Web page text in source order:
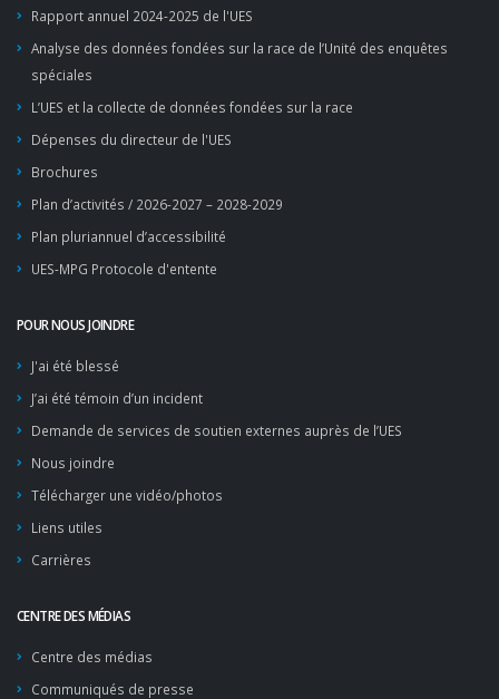
Rapport annuel 2024-2025 de l'UES
Analyse des données fondées sur la race de l’Unité des enquêtes
spéciales
L’UES et la collecte de données fondées sur la race
Dépenses du directeur de l'UES
Brochures
Plan d’activités / 2026-2027 – 2028-2029
Plan pluriannuel d’accessibilité
UES-MPG Protocole d'entente
POUR NOUS JOINDRE
J'ai été blessé
J’ai été témoin d’un incident
Demande de services de soutien externes auprès de l’UES
Nous joindre
Télécharger une vidéo/photos
Liens utiles
Carrières
CENTRE DES MÉDIAS
Centre des médias
Communiqués de presse